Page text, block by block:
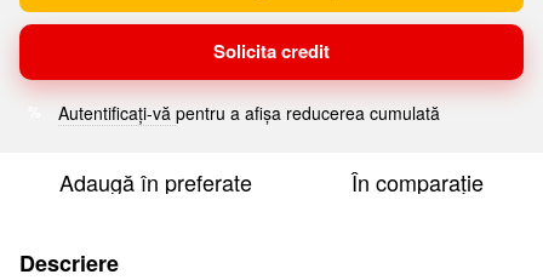
Solicita credit
Autentificați-vă pentru a afișa reducerea cumulată
Adaugă în preferate În comparație
Descriere